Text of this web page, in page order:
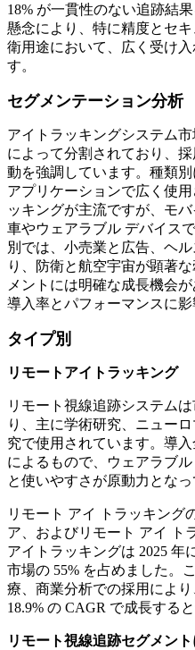
18% が一貫性のない追跡結
懸念により、特に精度とセ
衛用途において、広く受け
す。
セグメンテーション分析
アイトラッキングシステム
によって分割されており、
動を強調しています。種類
アプリケーションで広く使
ッキングが主流ですが、モ
車やウェアラブル デバイス
別では、小売業と広告、ヘ
り、防衛と航空宇宙が顕著
メントには明確な成長機会
導入率とパフォーマンスに影
タイプ別
リモートアイトラッキング
リモート視線追跡システム
り、主に学術研究、ニュー
究で使用されています。導
によるもので、ウェアラブ
と使いやすさが原動力となっ
リモート アイ トラッキング
ア、およびリモート アイ ト
アイトラッキングは 2025 年
市場の 55% を占めました。
療、商業分析での採用により
18.9% の CAGR で成長する
リモート視線追跡セグメン